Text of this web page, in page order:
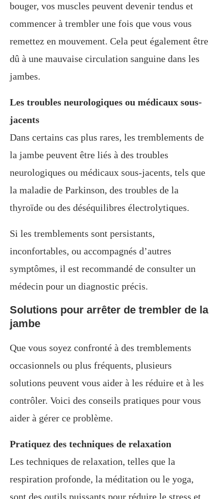
bouger, vos muscles peuvent devenir tendus et
commencer à trembler une fois que vous vous
remettez en mouvement. Cela peut également être
dû à une mauvaise circulation sanguine dans les
jambes.
Les troubles neurologiques ou médicaux sous-
jacents
Dans certains cas plus rares, les tremblements de
la jambe peuvent être liés à des troubles
neurologiques ou médicaux sous-jacents, tels que
la maladie de Parkinson, des troubles de la
thyroïde ou des déséquilibres électrolytiques.
Si les tremblements sont persistants,
inconfortables, ou accompagnés d’autres
symptômes, il est recommandé de consulter un
médecin pour un diagnostic précis.
Solutions pour arrêter de trembler de la
jambe
Que vous soyez confronté à des tremblements
occasionnels ou plus fréquents, plusieurs
solutions peuvent vous aider à les réduire et à les
contrôler. Voici des conseils pratiques pour vous
aider à gérer ce problème.
Pratiquez des techniques de relaxation
Les techniques de relaxation, telles que la
respiration profonde, la méditation ou le yoga,
sont des outils puissants pour réduire le stress et